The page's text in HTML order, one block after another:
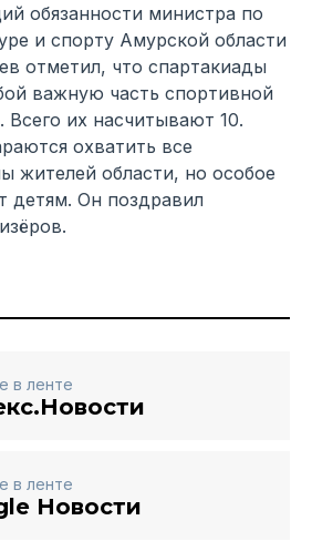
обязанности министра по
и спорту Амурской области
отметил, что спартакиады
важную часть спортивной
их насчитывают 10.
охватить все
жителей области, но особое
детям. Он поздравил
в ленте
в ленте
Новости